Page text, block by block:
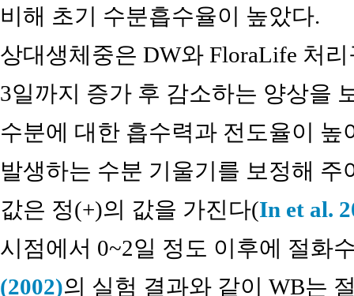
비해 초기 수분흡수율이 높았다.
상대생체중은 DW와 FloraLife 처
3일까지 증가 후 감소하는 양상을
수분에 대한 흡수력과 전도율이
발생하는 수분 기울기를 보정해 주
값은 정(+)의 값을 가진다(In et al.
시점에서 0~2일 정도 이후에 절화
(2002)의 실험 결과와 같이 WB는